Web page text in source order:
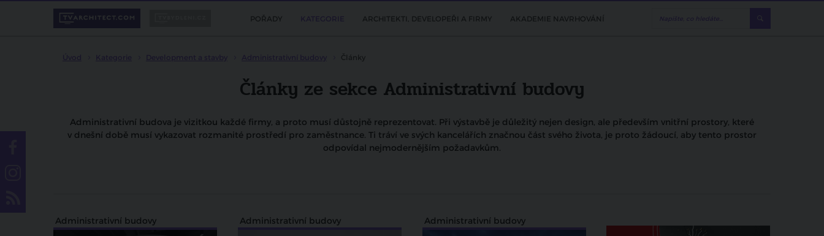
POŘADY ARCHITEKTI, DEVELOPEŘI A FIRMY AKADEMIE NAVRHOVÁNÍ
Články
Články ze sekce Administrativní budovy
Administrativní budova je vizitkou každé firmy, a proto musí důstojně reprezentovat. Při výstavbě je důležitý nejen design, ale především vnitřní prostory, které
v dnešní době musí vykazovat rozmanité prostředí pro zaměstnance. Ti tráví ve svých kancelářích značnou část svého života, je proto žádoucí, aby tento prostor
odpovídal nejmodernějším požadavkům.
Administrativní budovy Administrativní budovy Administrativní budovy